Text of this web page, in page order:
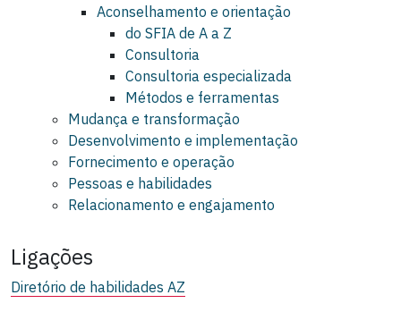
Aconselhamento e orientação
do SFIA de A a Z
Consultoria
Consultoria especializada
Métodos e ferramentas
Mudança e transformação
Desenvolvimento e implementação
Fornecimento e operação
Pessoas e habilidades
Relacionamento e engajamento
Ligações
Diretório de habilidades AZ